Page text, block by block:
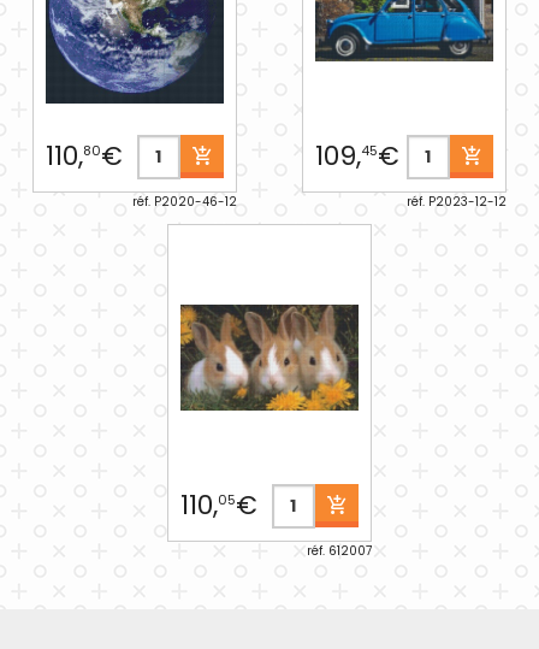
110,80€
réf. P2020-46-12
109,45€
réf. P2023-12-12
110,05€
réf. 612007